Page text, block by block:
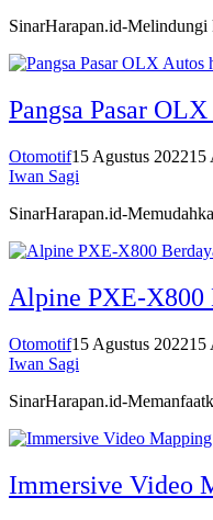
SinarHarapan.id-Melindungi
Pangsa Pasar
Otomotif15 Agustus 202215
Iwan Sagi
SinarHarapan.id-
Alpine PXE-X800
Otomotif15 Agustus 202215
Iwan Sagi
SinarHarapan.id-
Immersive Video